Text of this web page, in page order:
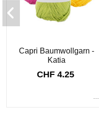
Capri Baumwollgarn -
Katia
CHF 4.25
...